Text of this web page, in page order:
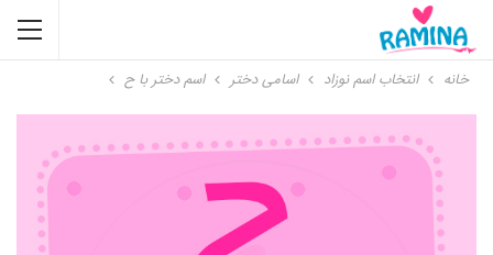
خانه انتخاب اسم نوزاد اسامی دختر اسم دختر با ح